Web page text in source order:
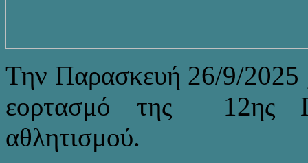
Την Παρασκευή 26/9/2025 ,
εορτασμό της 12ης
αθλητισμού.